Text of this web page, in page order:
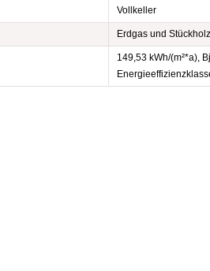
Vollkeller
Erdgas und Stückholz
149,53 kWh/(m²*a),